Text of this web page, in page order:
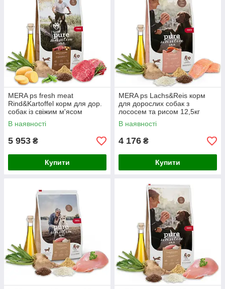
MERA ps fresh meat
Rind&Kartoffel корм для дор.
собак із свіжим м'ясом
яловичини і картоплі; без/
зерн 12,5кг
В наявності
5 953 ₴
Купити
MERA ps Lachs&Reis корм
для дорослих собак з
лососем та рисом 12,5кг
(106)
В наявності
4 176 ₴
Купити